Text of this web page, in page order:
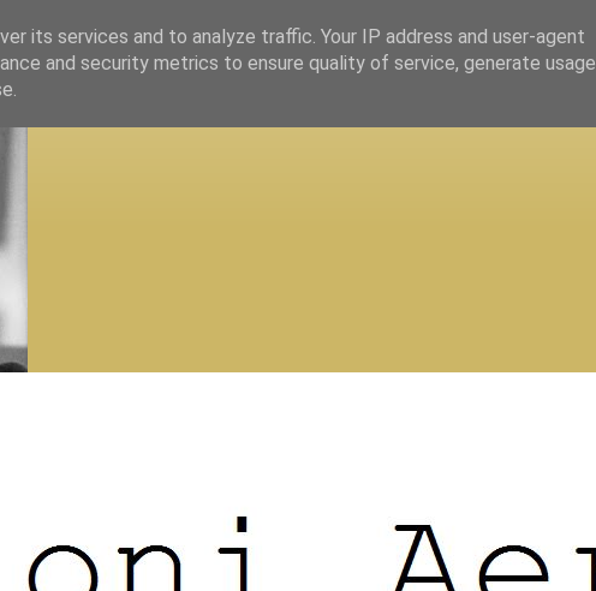
its services and to analyze traffic. Your IP address and user-agent
and security metrics to ensure quality of service, generate usage